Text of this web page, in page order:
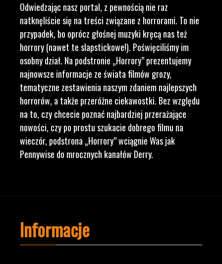
Odwiedzając nasz portal, z pewnością nie raz
natknęliście się na treści związane z horrorami. To nie
przypadek, bo oprócz głośnej muzyki kręcą nas też
horrory (nawet te slapstickowe!). Poświęciliśmy im
osobny dział. Na podstronie „Horrory” prezentujemy
najnowsze informacje ze świata filmów grozy,
tematyczne zestawienia naszym zdaniem najlepszych
horrorów, a także przeróżne ciekawostki. Bez względu
na to, czy chcecie poznać najbardziej przerażające
nowości, czy po prostu szukacie dobrego filmu na
wieczór, podstrona „Horrory” wciągnie Was jak
Pennywise do mrocznych kanałów Derry.
Informacje